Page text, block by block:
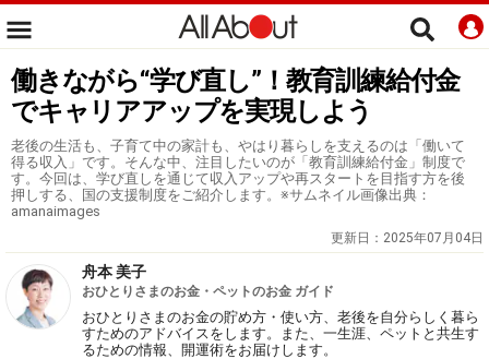
働きながら“学び直し”！教育訓練給付金
でキャリアアップを実現しよう
老後の生活も、子育て中の家計も、やはり暮らしを支えるのは「働いて
得る収入」です。そんな中、注目したいのが「教育訓練給付金」制度で
す。今回は、学び直しを通じて収入アップや再スタートを目指す方を後
押しする、国の支援制度をご紹介します。※サムネイル画像出典：
amanaimages
更新日： 2025年07月04日
舟本 美子
おひとりさまのお金・ペットのお金 ガイド
おひとりさまのお金の貯め方・使い方、老後を自分らしく暮ら
すためのアドバイスをします。また、一生涯、ペットと共生す
るための情報、開運術をお届けします。